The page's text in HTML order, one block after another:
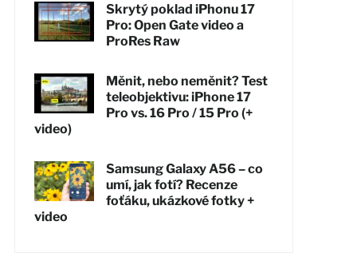
Skrytý poklad iPhonu 17
Pro: Open Gate video a
ProRes Raw
Měnit, nebo neměnit? Test
teleobjektivu: iPhone 17
Pro vs. 16 Pro / 15 Pro (+
video)
Samsung Galaxy A56 – co
umí, jak fotí? Recenze
foťáku, ukázkové fotky +
video